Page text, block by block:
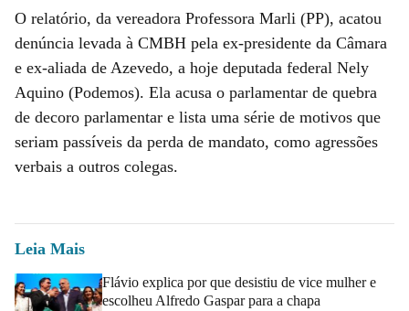
O relatório, da vereadora Professora Marli (PP), acatou
denúncia levada à CMBH pela ex-presidente da Câmara
e ex-aliada de Azevedo, a hoje deputada federal Nely
Aquino (Podemos). Ela acusa o parlamentar de quebra
de decoro parlamentar e lista uma série de motivos que
seriam passíveis da perda de mandato, como agressões
verbais a outros colegas.
Leia Mais
Flávio explica por que desistiu de vice mulher e
escolheu Alfredo Gaspar para a chapa